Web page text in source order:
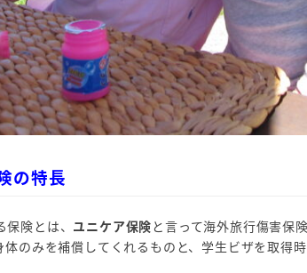
の特長
険とは、 ユニケア保険 と言って海外旅行傷害保
体のみを補償してくれるものと、学生ビザを取得